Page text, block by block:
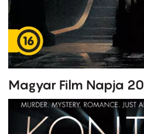
Magyar Film Napja